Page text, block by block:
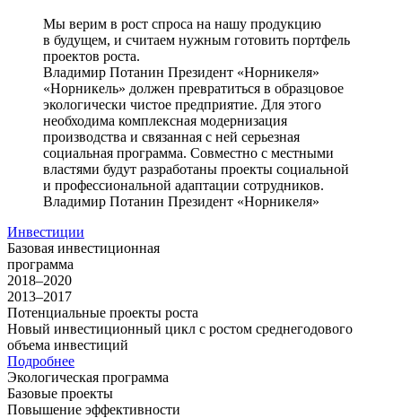
Мы верим в рост спроса на нашу продукцию
в будущем, и считаем нужным готовить портфель
проектов роста.
Владимир Потанин Президент «Норникеля»
«Норникель» должен превратиться в образцовое
экологически чистое предприятие. Для этого
необходима комплексная модернизация
производства и связанная с ней серьезная
социальная программа. Совместно с местными
властями будут разработаны проекты социальной
и профессиональной адаптации сотрудников.
Владимир Потанин Президент «Норникеля»
Инвестиции
Базовая инвестиционная
программа
2018–2020
2013–2017
Потенциальные проекты роста
Новый инвестиционный цикл с ростом среднегодового
объема инвестиций
Подробнее
Экологическая программа
Базовые проекты
Повышение эффективности